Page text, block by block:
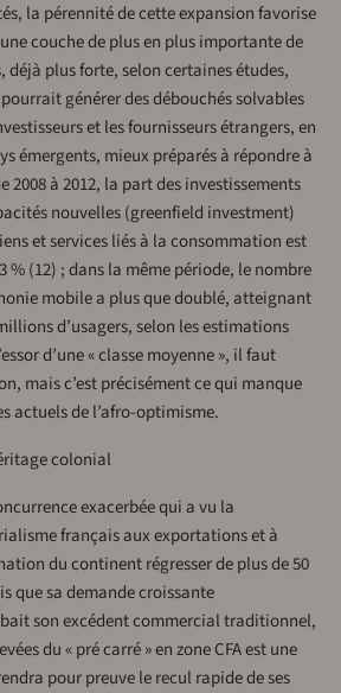
la pérennité de cette expansion favorise
couche de plus en plus importante de
plus forte, selon certaines études,
générer des débouchés solvables
et les fournisseurs étrangers, en
émergents, mieux préparés à répondre à
2008 à 2012, la part des investissements
nouvelles (greenfield investment)
et services liés à la consommation est
% (12) ; dans la même période, le nombre
mobile a plus que doublé, atteignant
d’usagers, selon les estimations
d’une « classe moyenne », il faut
mais c’est précisément ce qui manque
actuels de l’afro-optimisme.
colonial
exacerbée qui a vu la
français aux exportations et à
du continent régresser de plus de 50
que sa demande croissante
son excédent commercial traditionnel,
du « pré carré » en zone CFA est une
pour preuve le recul rapide de ses